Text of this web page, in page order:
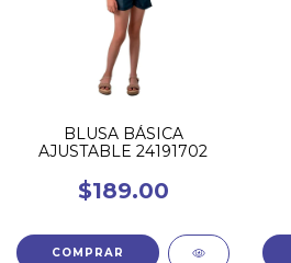
BLUSA BÁSICA
AJUSTABLE 24191702
$189.00
COMPRAR